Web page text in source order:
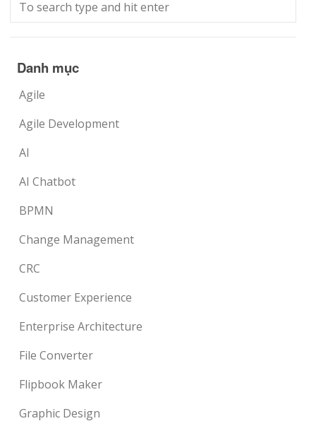
Danh mục
Agile
Agile Development
AI
AI Chatbot
BPMN
Change Management
CRC
Customer Experience
Enterprise Architecture
File Converter
Flipbook Maker
Graphic Design